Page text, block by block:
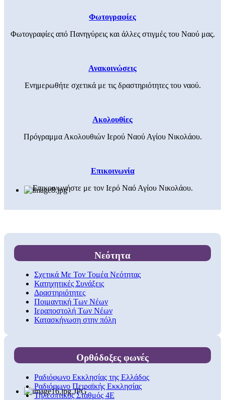
Φωτογραφίες
Φωτογραφίες από Πανηγύρεις και άλλες στιγμές του Ναού μας.
Ανακοινώσεις
Ενημερωθήτε σχετικά με τις δραστηριότητες του ναού.
Ακολουθίες
Πρόγραμμα Ακολουθιών Ιερού Ναού Αγίου Νικολάου.
Επικοινωνία
Επικοινωνήστε με τον Ιερό Ναό Αγίου Νικολάου.
Νεότητα
Σχετικά Με Τον Τομέα Νεότητας
Κατηχητικές Συνάξεις
Δραστηριότητες
Ποιμαντική Των Νέων
Ιεραποστολή Των Νέων
Κατασκήνωση στην πόλη
Ορθόδοξες φωνές
Ραδιόφωνο Εκκλησίας της Ελλάδος
Ραδιόφωνο Πειραϊκής Εκκλησίας
Τηλεοπτικός Σταθμός 4Ε